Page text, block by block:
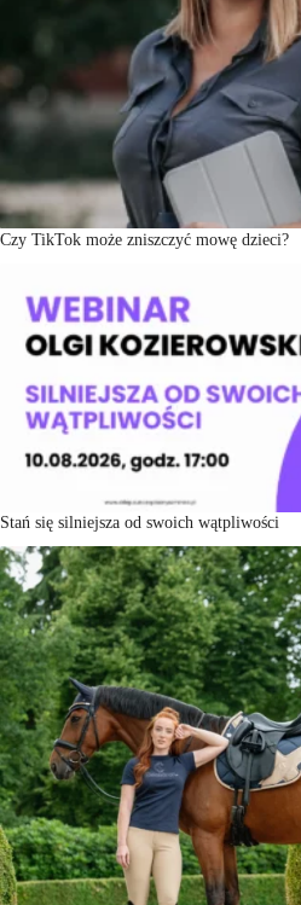
Czy TikTok może zniszczyć mowę dzieci?
Stań się silniejsza od swoich wątpliwości